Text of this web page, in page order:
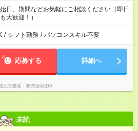
日、期間などお気軽にご相談ください（即日
大歓迎！）
/ シフト勤務 / パソコンスキル不要
応募する 詳細へ
元企業名 株式会社iDA
未読